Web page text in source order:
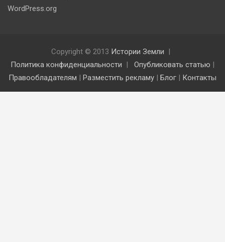
WordPress.org
Copyright © 2013 Истории Земли
Политика конфиденциальности
Опубликовать статью |
Правообладателям | Разместить рекламу | Блог | Контакты